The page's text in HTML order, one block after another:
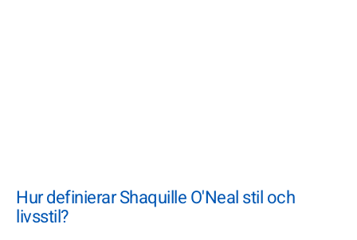
Hur definierar Shaquille O'Neal stil och
livsstil?